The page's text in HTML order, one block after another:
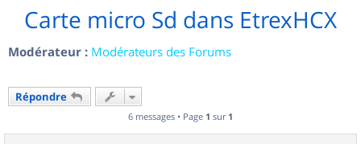
Carte micro Sd dans EtrexHCX
Modérateur : Modérateurs des Forums
Répondre
6 messages • Page 1 sur 1